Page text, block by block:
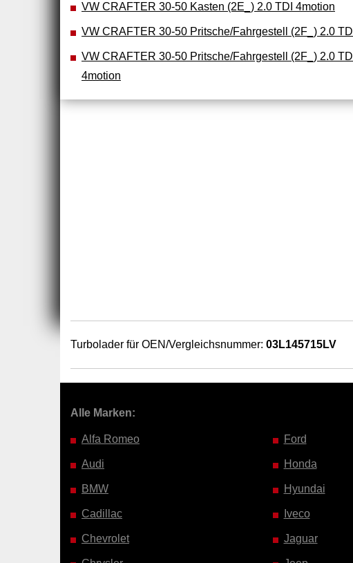
VW CRAFTER 30-50 Kasten (2E_) 2.0 TDI 4motion
VW CRAFTER 30-50 Pritsche/Fahrgestell (2F_) 2.0 TDI
VW CRAFTER 30-50 Pritsche/Fahrgestell (2F_) 2.0 TDI
4motion
Turbolader für OEN/Vergleichsnummer: 03L145715LV
Alle Marken:
Alfa Romeo
Audi
BMW
Cadillac
Chevrolet
Ford
Honda
Hyundai
Iveco
Jaguar